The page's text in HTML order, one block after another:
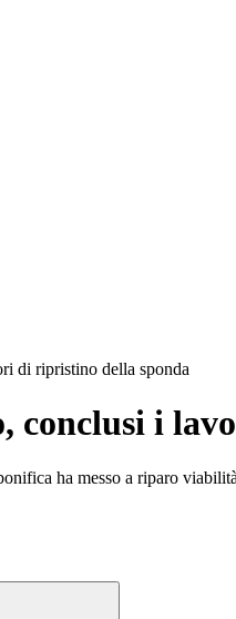
di ripristino della sponda
conclusi i
ha messo a riparo